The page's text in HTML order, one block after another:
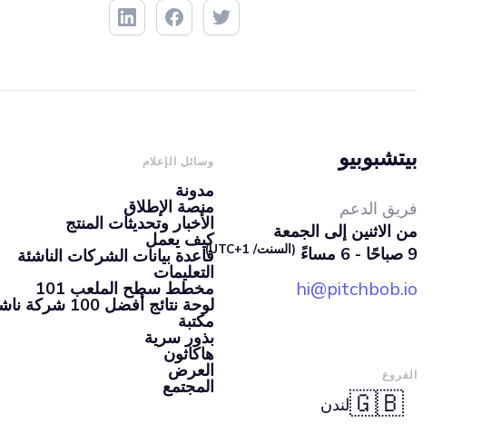
بيتشبوبيو
فريق الدعم
من الاثنين إلى الجمعة
9 صباحًا - 6 مساءً
(السنت/ UTC+1)
hi@pitchbob.io
الفروع
🇬🇧لندن
وسائل الإعلام
مدونة
منصة الإطلاق
الأخبار وتحديثات المنتج
كيف يعمل
قاعدة بيانات الشركات الناشئة
التعليمات
مخطط سطح الملعب 101
لوحة نتائج أفضل 100 شركة ناشئة
مكتبة
بذور سرية
هاكاثون
العرض
المجتمع